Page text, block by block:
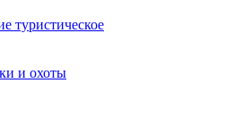
туристическое
и охоты